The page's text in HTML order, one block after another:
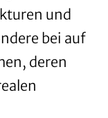
und
bei auf
deren